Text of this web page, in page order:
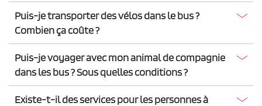
Puis-je transporter des vélos dans le bus ?
Combien ça coûte ?
Puis-je voyager avec mon animal de compagnie
dans les bus ? Sous quelles conditions ?
Existe-t-il des services pour les personnes à